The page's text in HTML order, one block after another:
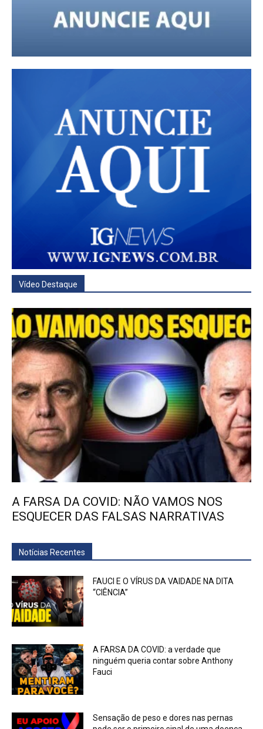
Vídeo Destaque
A FARSA DA COVID: NÃO VAMOS NOS
ESQUECER DAS FALSAS NARRATIVAS
Notícias Recentes
FAUCI E O VÍRUS DA VAIDADE NA DITA
“CIÊNCIA”
A FARSA DA COVID: a verdade que
ninguém queria contar sobre Anthony
Fauci
Sensação de peso e dores nas pernas